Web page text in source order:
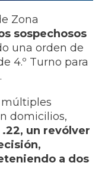
Zona
sospechosos
una orden de
4.º Turno para
múltiples
domicilios,
un revólver
a dos